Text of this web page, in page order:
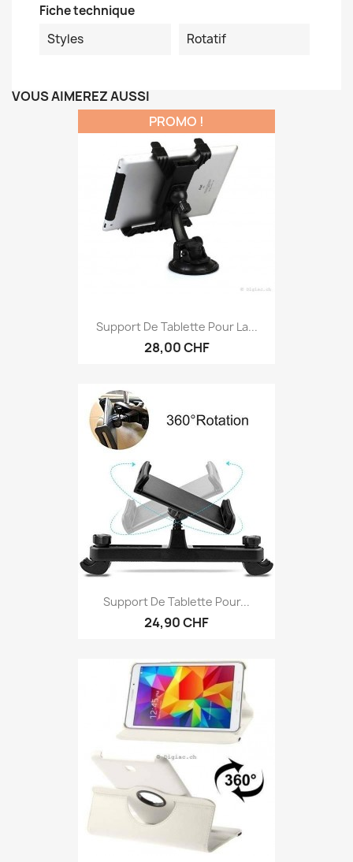
Fiche technique
Styles
Rotatif
VOUS AIMEREZ AUSSI
Support De Tablette Pour La...
28,00 CHF
PROMO !
Support De Tablette Pour...
24,90 CHF